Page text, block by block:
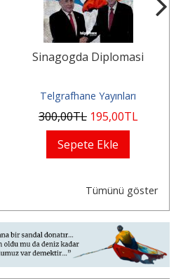
Sinagogda Diplomasi
Telgrafhane Yayınları
300,00TL 195,00TL
Sepete Ekle
Tümünü göster